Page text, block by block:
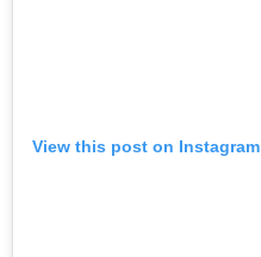
View this post on Instagram